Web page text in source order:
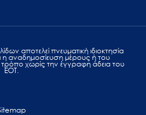
αποτελεί πvευματική ιδιοκτησία
η αναδημοσίευση μέρους ή του
χωρίς την έγγραφη άδεια του
ΕΟΤ.